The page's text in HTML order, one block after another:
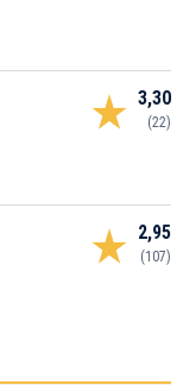
3,30
(22)
2,95
(107)